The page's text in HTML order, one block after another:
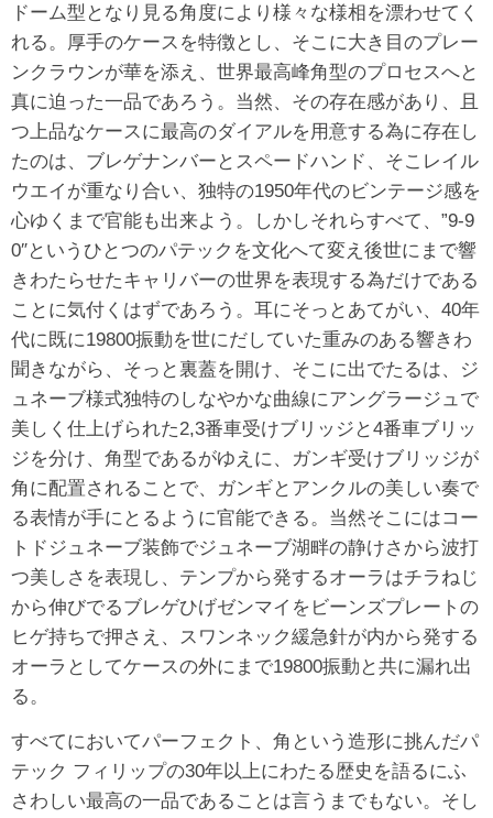
ドーム型となり見る角度により様々な様相を漂わせてく
れる。厚手のケースを特徴とし、そこに大き目のプレー
ンクラウンが華を添え、世界最高峰角型のプロセスへと
真に迫った一品であろう。当然、その存在感があり、且
つ上品なケースに最高のダイアルを用意する為に存在し
たのは、ブレゲナンバーとスペードハンド、そこレイル
ウエイが重なり合い、独特の1950年代のビンテージ感を
心ゆくまで官能も出来よう。しかしそれらすべて、”9-9
0″というひとつのパテックを文化へて変え後世にまで響
きわたらせたキャリバーの世界を表現する為だけである
ことに気付くはずであろう。耳にそっとあてがい、40年
代に既に19800振動を世にだしていた重みのある響きわ
聞きながら、そっと裏蓋を開け、そこに出でたるは、ジ
ュネーブ様式独特のしなやかな曲線にアングラージュで
美しく仕上げられた2,3番車受けブリッジと4番車ブリッ
ジを分け、角型であるがゆえに、ガンギ受けブリッジが
角に配置されることで、ガンギとアンクルの美しい奏で
る表情が手にとるように官能できる。当然そこにはコー
トドジュネーブ装飾でジュネーブ湖畔の静けさから波打
つ美しさを表現し、テンプから発するオーラはチラねじ
から伸びでるブレゲひげゼンマイをビーンズプレートの
ヒゲ持ちで押さえ、スワンネック緩急針が内から発する
オーラとしてケースの外にまで19800振動と共に漏れ出
る。
すべてにおいてパーフェクト、角という造形に挑んだパ
テック フィリップの30年以上にわたる歴史を語るにふ
さわしい最高の一品であることは言うまでもない。そし